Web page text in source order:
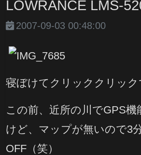
LOWRANCE LMS-
2007-09-03 00:48:00
寝ぼけてクリッククリック
この前、近所の川でGPS機
けど、マップが無いので3
OFF（笑）